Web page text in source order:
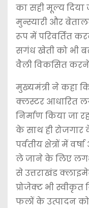
का सही मूल्य दिया
मुन्स्यारी और
रूप में परिवर्तित
सगंध खेती को भी
वैली विकसित करने
मुख्यमंत्री ने कहा
क्लस्टर आधारित
निर्माण किया जा
के साथ ही रोजगार
पर्वतीय क्षेत्रों में
ले जाने के लिए
से उत्तराखंड
प्रोजेक्ट भी स्वीकृत
फलों के उत्पादन को